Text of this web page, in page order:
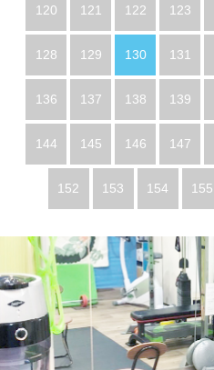
120 121 122 123
128 129 130 131
136 137 138 139
144 145 146 147
152 153 154 155